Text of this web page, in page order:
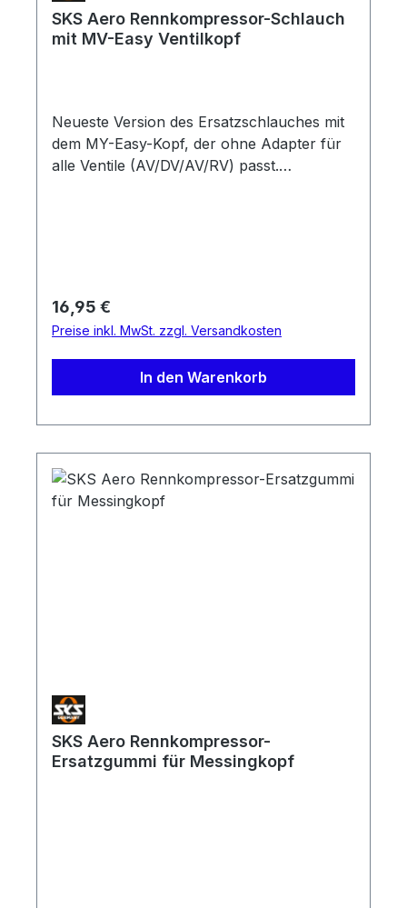
SKS Aero Rennkompressor-Schlauch
mit MV-Easy Ventilkopf
Neueste Version des Ersatzschlauches mit
dem MY-Easy-Kopf, der ohne Adapter für
alle Ventile (AV/DV/AV/RV) passt.
Regulärer Preis:
16,95 €
Preise inkl. MwSt. zzgl. Versandkosten
In den Warenkorb
SKS Aero Rennkompressor-
Ersatzgummi für Messingkopf